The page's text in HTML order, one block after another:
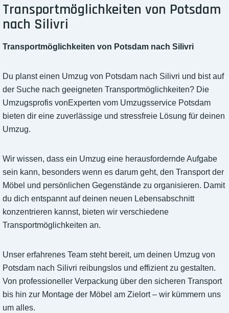
Transportmöglichkeiten von Potsdam
nach Silivri
Transportmöglichkeiten von Potsdam nach Silivri
Du planst einen Umzug von Potsdam nach Silivri und bist auf
der Suche nach geeigneten Transportmöglichkeiten? Die
Umzugsprofis vonExperten vom Umzugsservice Potsdam
bieten dir eine zuverlässige und stressfreie Lösung für deinen
Umzug.
Wir wissen, dass ein Umzug eine herausfordernde Aufgabe
sein kann, besonders wenn es darum geht, den Transport der
Möbel und persönlichen Gegenstände zu organisieren. Damit
du dich entspannt auf deinen neuen Lebensabschnitt
konzentrieren kannst, bieten wir verschiedene
Transportmöglichkeiten an.
Unser erfahrenes Team steht bereit, um deinen Umzug von
Potsdam nach Silivri reibungslos und effizient zu gestalten.
Von professioneller Verpackung über den sicheren Transport
bis hin zur Montage der Möbel am Zielort – wir kümmern uns
um alles.